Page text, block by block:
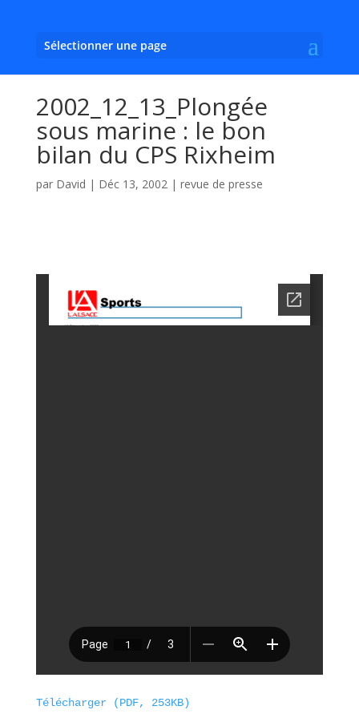
Sélectionner une page
2002_12_13_Plongée
sous marine : le bon
bilan du CPS Rixheim
par David | Déc 13, 2002| revue de presse
Télécharger (PDF, 253KB)